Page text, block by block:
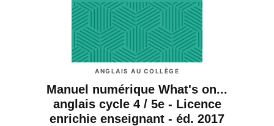
ANGLAIS AU COLLÈGE
Manuel numérique What's on...
anglais cycle 4 / 5e - Licence
enrichie enseignant - éd. 2017